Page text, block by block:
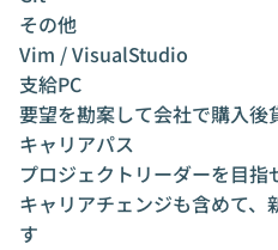
その他
Vim / VisualStudio
支給PC
要望を勘案して会社で購入後
キャリアパス
プロジェクトリーダーを目指
キャリアチェンジも含めて
す